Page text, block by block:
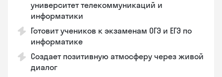
университет телекоммуникаций и
информатики
Готовит учеников к экзаменам ОГЭ и ЕГЭ по
информатике
Создает позитивную атмосферу через живой
диалог